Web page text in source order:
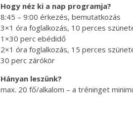
Hogy néz ki a nap programja?
8:45 – 9:00 érkezés, bemutatkozás
3×1 óra foglalkozás, 10 perces
1×30 perc ebédidő
2×1 óra foglalkozás, 15 perces
30 perc zárókör
Hányan leszünk?
max. 20 fő/alkalom – a tréninget